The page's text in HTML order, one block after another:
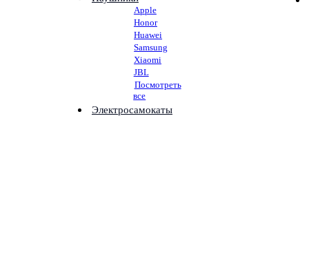
Apple
Honor
Huawei
Samsung
Xiaomi
JBL
Посмотреть
все
Электросамокаты